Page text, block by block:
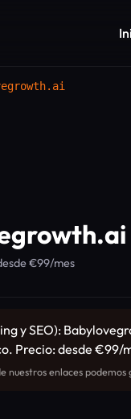
€99/mes
y SEO):
Precio: desde €99/
nuestros enlaces